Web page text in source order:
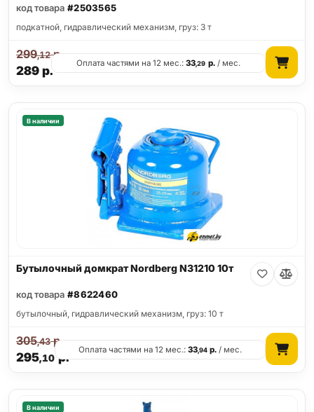
код товара #2503565
подкатной, гидравлический механизм, груз: 3 т
289р.
299,12р.
Оплата частями на 12 мес.:33,29 р./ мес.
В наличии
Бутылочный домкрат Nordberg N31210 10т
код товара #8622460
бутылочный, гидравлический механизм, груз: 10 т
295,10р.
305,43р.
Оплата частями на 12 мес.:33,94 р. / мес.
В наличии